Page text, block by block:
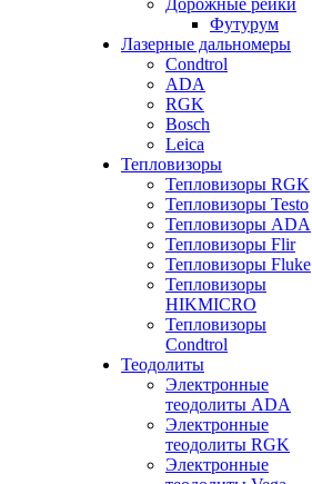
Дорожные рейки
Футурум
Лазерные дальномеры
Condtrol
ADA
RGK
Bosch
Leica
Тепловизоры
Тепловизоры RGK
Тепловизоры Testo
Тепловизоры ADA
Тепловизоры Flir
Тепловизоры Fluke
Тепловизоры
HIKMICRO
Тепловизоры
Condtrol
Теодолиты
Электронные
теодолиты ADA
Электронные
теодолиты RGK
Электронные